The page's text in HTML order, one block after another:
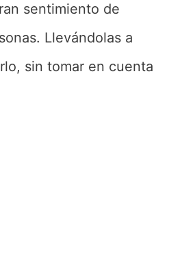
sentimiento de
Llevándolas a
sin tomar en cuenta